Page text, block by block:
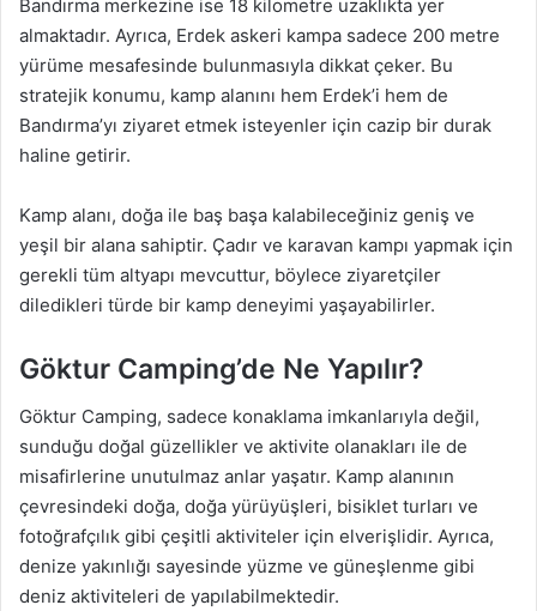
Bandırma merkezine ise 18 kilometre uzaklıkta yer
almaktadır. Ayrıca, Erdek askeri kampa sadece 200 metre
yürüme mesafesinde bulunmasıyla dikkat çeker. Bu
stratejik konumu, kamp alanını hem Erdek’i hem de
Bandırma’yı ziyaret etmek isteyenler için cazip bir durak
haline getirir.
Kamp alanı, doğa ile baş başa kalabileceğiniz geniş ve
yeşil bir alana sahiptir. Çadır ve karavan kampı yapmak için
gerekli tüm altyapı mevcuttur, böylece ziyaretçiler
diledikleri türde bir kamp deneyimi yaşayabilirler.
Göktur Camping’de Ne Yapılır?
Göktur Camping, sadece konaklama imkanlarıyla değil,
sunduğu doğal güzellikler ve aktivite olanakları ile de
misafirlerine unutulmaz anlar yaşatır. Kamp alanının
çevresindeki doğa, doğa yürüyüşleri, bisiklet turları ve
fotoğrafçılık gibi çeşitli aktiviteler için elverişlidir. Ayrıca,
denize yakınlığı sayesinde yüzme ve güneşlenme gibi
deniz aktiviteleri de yapılabilmektedir.